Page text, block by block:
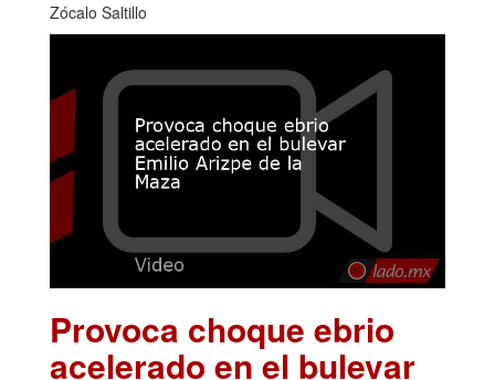
Zócalo Saltillo
Provoca choque ebrio
acelerado en el bulevar